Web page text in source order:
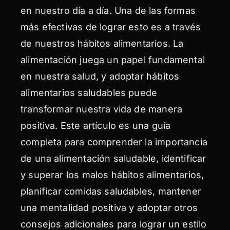
en nuestro día a día. Una de las formas
más efectivas de lograr esto es a través
de nuestros hábitos alimentarios. La
alimentación juega un papel fundamental
en nuestra salud, y adoptar hábitos
alimentarios saludables puede
transformar nuestra vida de manera
positiva. Este artículo es una guía
completa para comprender la importancia
de una alimentación saludable, identificar
y superar los malos hábitos alimentarios,
planificar comidas saludables, mantener
una mentalidad positiva y adoptar otros
consejos adicionales para lograr un estilo